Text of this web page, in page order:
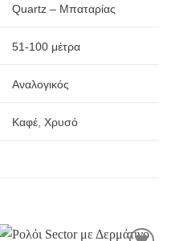
Quartz – Μπαταρίας
51-100 μέτρα
Αναλογικός
Καφέ Χρυσό